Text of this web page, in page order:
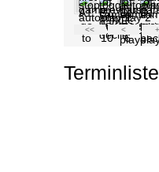
Terminliste